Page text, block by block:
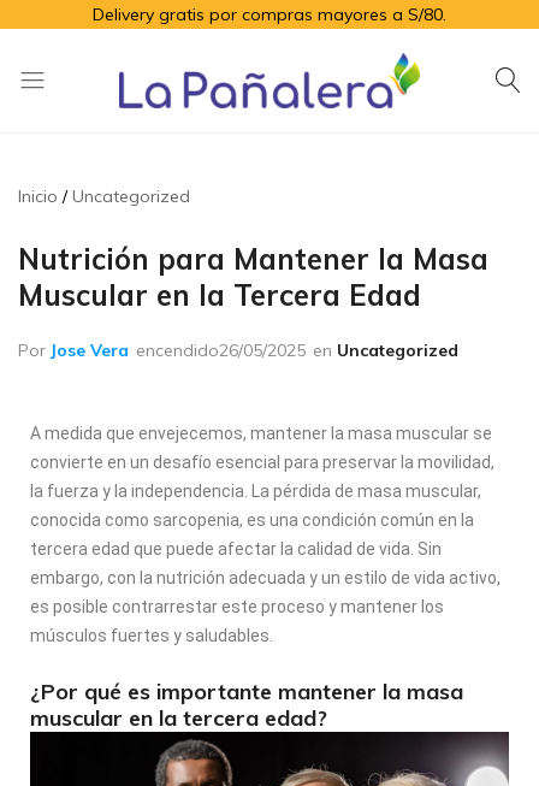
Delivery gratis por compras mayores a S/80.
para
adulto
mayor
Inicio Uncategorized
Nutrición para Mantener la Masa
Muscular en la Tercera Edad
Por Jose Vera encendido26/05/2025 en Uncategorized
A medida que envejecemos, mantener la masa muscular se
convierte en un desafío esencial para preservar la movilidad,
la fuerza y la independencia. La pérdida de masa muscular,
conocida como sarcopenia, es una condición común en la
tercera edad que puede afectar la calidad de vida. Sin
embargo, con la nutrición adecuada y un estilo de vida activo,
es posible contrarrestar este proceso y mantener los
músculos fuertes y saludables.
¿Por qué es importante mantener la masa
muscular en la tercera edad?